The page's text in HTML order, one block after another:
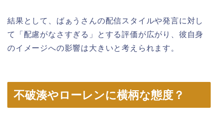
結果として、ばぁうさんの配信スタイルや発言に対し
て「配慮がなさすぎる」とする評価が広がり、彼自身
のイメージへの影響は大きいと考えられます。
不破湊やローレンに横柄な態度？